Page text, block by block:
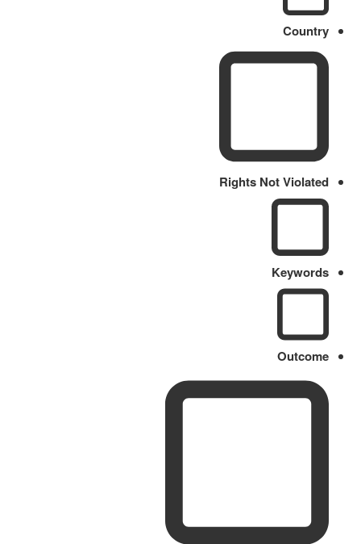
Country
Rights Not Violated
Keywords
Outcome